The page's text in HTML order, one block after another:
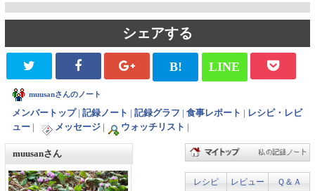
シェアする
B! LINE
muusanさんのノート
メンバートップ| 記録ノート 記録グラフ 食事レポート
レシピ・レビ
ュー
メッセージ ウォッチリスト
muusanさん
レシピ レビュー
Ｑ＆Ａ